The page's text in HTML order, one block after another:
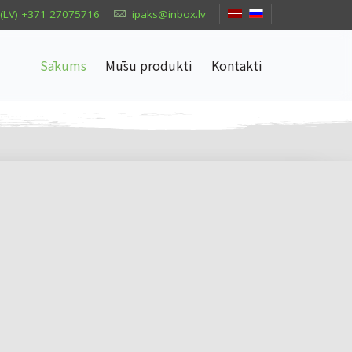
(LV) +371 27075716 ipaks@inbox.lv
Sākums Mūsu produkti Kontakti